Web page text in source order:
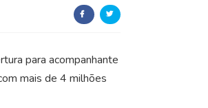
para acompanhante
mais de 4 milhões